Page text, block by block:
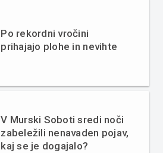
Po rekordni vročini
prihajajo plohe in nevihte
V Murski Soboti sredi noči
zabeležili nenavaden pojav,
kaj se je dogajalo?